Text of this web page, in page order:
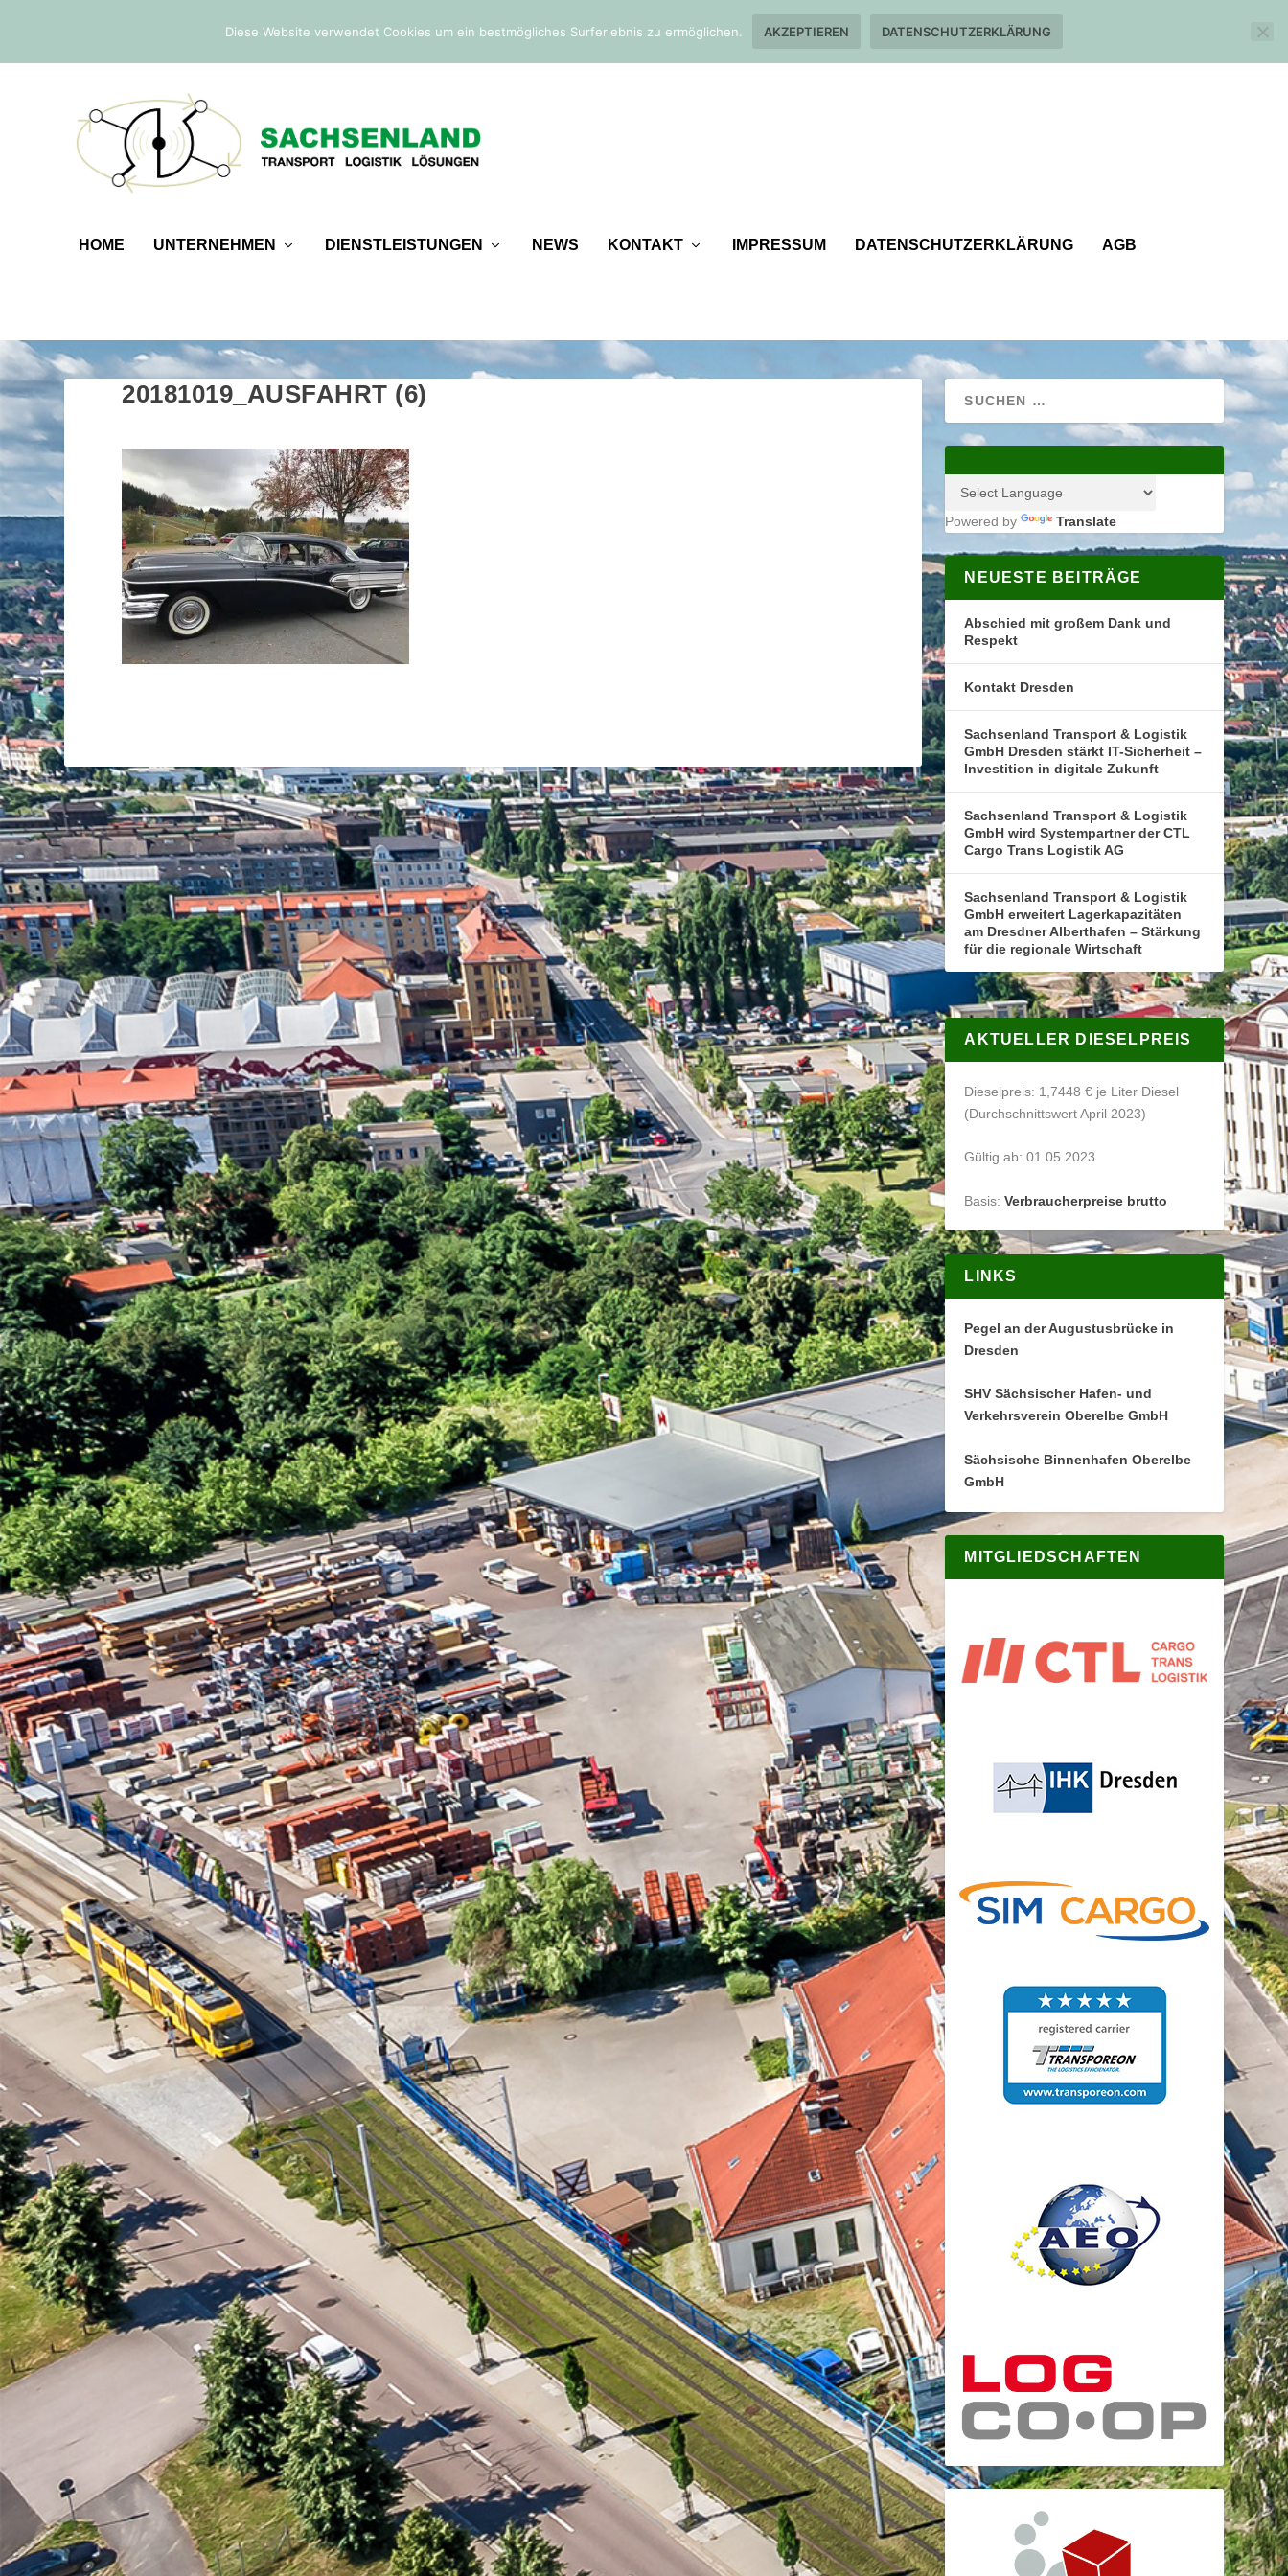
Befreiung von der Sicherheitsleistung
HOME UNTERNEHMEN DIENSTLEISTUNGEN NEWS KONTAKT IMPRESSUM DATENSCHUTZERKLÄRUNG AGB
20181019_AUSFAHRT (6)
Powered by Translate
NEUESTE BEITRÄGE
Abschied mit großem Dank und
Respekt
Kontakt Dresden
Sachsenland Transport & Logistik
GmbH Dresden stärkt IT-Sicherheit –
Investition in digitale Zukunft
Sachsenland Transport & Logistik
GmbH wird Systempartner der CTL
Cargo Trans Logistik AG
Sachsenland Transport & Logistik
GmbH erweitert Lagerkapazitäten
am Dresdner Alberthafen – Stärkung
für die regionale Wirtschaft
AKTUELLER DIESELPREIS
Dieselpreis: 1,7448 € je Liter Diesel
(Durchschnittswert April 2023)
Gültig ab: 01.05.2023
Basis:Verbraucherpreise brutto
LINKS
Pegel an der Augustusbrücke in
Dresden
SHV Sächsischer Hafen- und
Verkehrsverein Oberelbe GmbH
Sächsische Binnenhafen Oberelbe
GmbH
MITGLIEDSCHAFTEN
Diese Website verwendet Cookies um ein bestmögliches Surferlebnis zu ermöglichen. AKZEPTIEREN DATENSCHUTZERKLÄRUNG